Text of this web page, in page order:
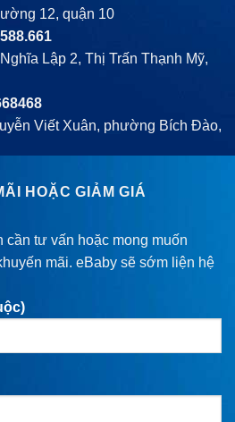
12, quận 10
Lập 2, Thị Trấn Thạnh Mỹ,
Viết Xuân, phường Bích Đào,
HOẶC GIẢM GIÁ
tư vấn hoặc mong muốn
mãi. eBaby sẽ sớm liện hệ